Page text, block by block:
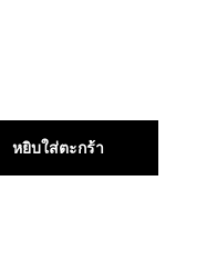
หยิบใส่ตะกร้า